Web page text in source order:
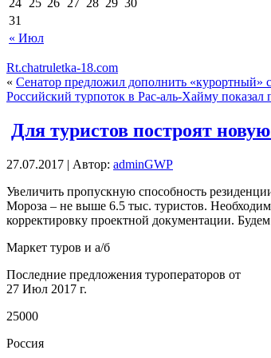
« Июл
31
Rt.chatruletka-18.com
« Сенатор предложил дополнить «курортный»
Российский турпоток в Рас-аль-Хайму показал
Для туристов построят
27.07.2017 | Автор: adminGWP
Увeличить пропускную способность
Мороза – не выше 6.5 тыс. туристов.
корректировку проектной документации.
Маркет туров и а/б
Последние предложения туроператоров от
27 Июл 2017 г.
25000
Россия